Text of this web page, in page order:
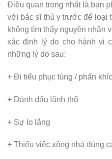
Điều quan trọng nhất là bạn
với bác sĩ thú y trước để loại
không tìm thấy nguyên nhân
xác định lý do cho hành vi
những lý do sau:
+ Đi tiểu phục tùng / phấn
+ Đánh dấu lãnh thổ
+ Sự lo lắng
+ Thiếu việc xông nhà đúng